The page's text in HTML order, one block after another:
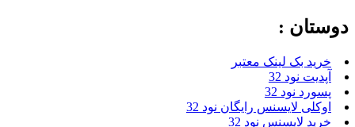
:
خرید بک لینک معتبر
آپدیت نود 32
پسورد نود 32
اوکلی لایسنس رایگان نود 32
خرید لایسنس نود 32